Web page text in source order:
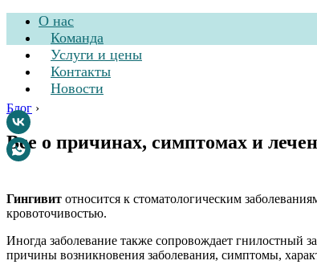
О нас
Команда
Услуги и цены
Контакты
Новости
Блог ›
Все о причинах, симптомах и
Гингивит относится к стоматологическим
кровоточивостью.
Иногда заболевание также сопровождает гнилостный
причины возникновения заболевания, симптомы,